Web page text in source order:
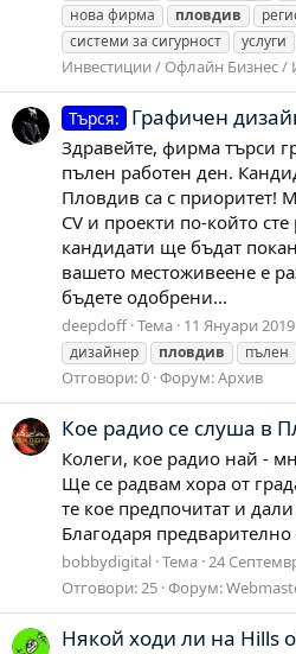
нова фирма
пловдив
системи за сигурност
услуги
Инвестиции / Офлайн Бизнес
Търся: Графичен
Здравейте, фирма търси
пълен работен ден.
Пловдив са с приоритет!
CV и проекти по-който
кандидати ще бъдат
вашето местоживеене е
бъдете одобрени...
deepdoff Тема 11 Януари 2019
дизайнер
пловдив пълен
Отговори: 0 Форум:Архив
Кое радио се слуша в
Колеги, кое радио най -
Ще се радвам хора от
те кое предпочитат и
Благодаря
bobbydigital Тема 24
Отговори: 25 Форум:
Някой ходи ли на Hills